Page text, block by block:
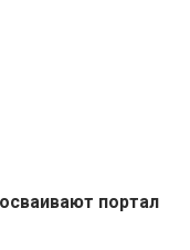
портал